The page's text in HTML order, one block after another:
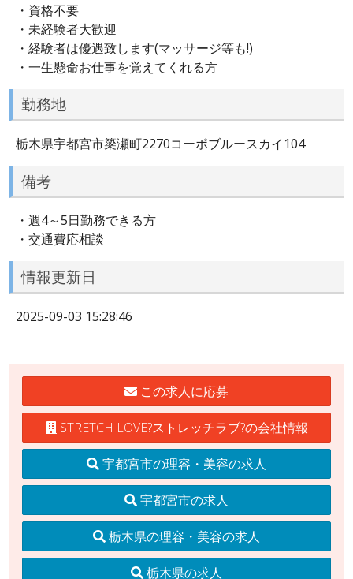
・資格不要
・未経験者大歓迎
・経験者は優遇致します(マッサージ等も!)
・一生懸命お仕事を覚えてくれる方
勤務地
栃木県宇都宮市簗瀬町2270コーポブルースカイ104
備考
・週4～5日勤務できる方
・交通費応相談
情報更新日
2025-09-03 15:28:46
この求人に応募
STRETCH LOVE?ストレッチラブ?の会社情報
宇都宮市の理容・美容の求人
宇都宮市の求人
栃木県の理容・美容の求人
栃木県の求人